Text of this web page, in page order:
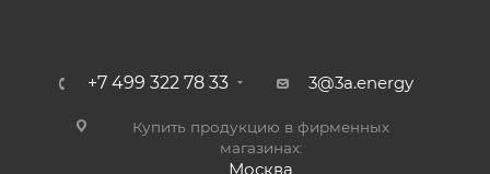
+7 499 322 78 33 3@3a.energy
Купить продукцию в фирменных
магазинах:
Москва